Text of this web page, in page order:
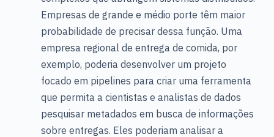
Empresas de grande e médio porte têm maior
probabilidade de precisar dessa função. Uma
empresa regional de entrega de comida, por
exemplo, poderia desenvolver um projeto
focado em pipelines para criar uma ferramenta
que permita a cientistas e analistas de dados
pesquisar metadados em busca de informações
sobre entregas. Eles poderiam analisar a